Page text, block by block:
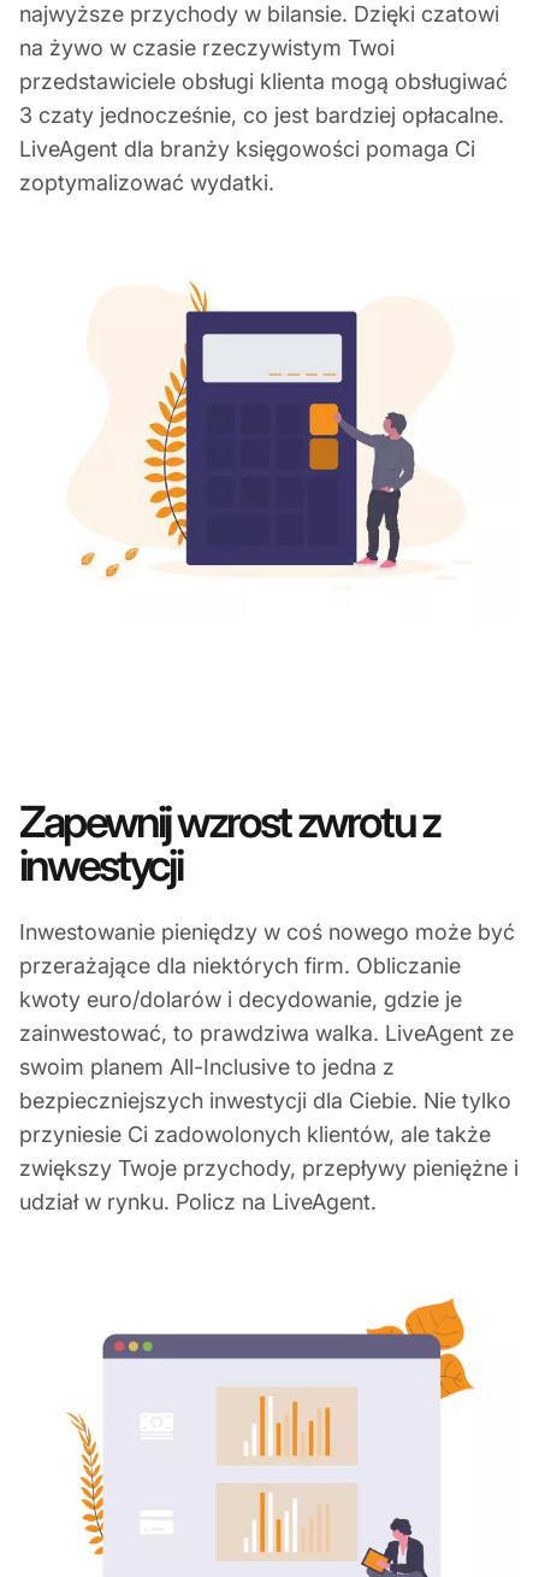
najwyższe przychody w bilansie. Dzięki czatowi
na żywo w czasie rzeczywistym Twoi
przedstawiciele obsługi klienta mogą obsługiwać
3 czaty jednocześnie, co jest bardziej opłacalne.
LiveAgent dla branży księgowości pomaga Ci
zoptymalizować wydatki.
Zapewnij wzrost zwrotu z
inwestycji
Inwestowanie pieniędzy w coś nowego może być
przerażające dla niektórych firm. Obliczanie
kwoty euro/dolarów i decydowanie, gdzie je
zainwestować, to prawdziwa walka. LiveAgent ze
swoim planem All-Inclusive to jedna z
bezpieczniejszych inwestycji dla Ciebie. Nie tylko
przyniesie Ci zadowolonych klientów, ale także
zwiększy Twoje przychody, przepływy pieniężne i
udział w rynku. Policz na LiveAgent.